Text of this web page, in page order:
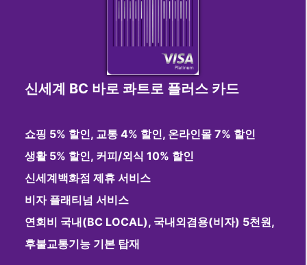
신세계 BC 바로 콰트로 플러스 카드
쇼핑 5% 할인, 교통 4% 할인, 온라인몰 7% 할인
생활 5% 할인, 커피/외식 10% 할인
신세계백화점 제휴 서비스
비자 플래티넘 서비스
연회비 국내(BC LOCAL), 국내외겸용(비자) 5천원,
후불교통기능 기본 탑재